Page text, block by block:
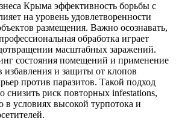
Крыма эффективность борьбы с
на уровень удовлетворенности
размещения. Важно осознавать,
обработка играет
масштабных заражений.
состояния помещений и применение
избавления и защиты от клопов
против паразитов. Такой подход
снизить риск повторных infestations,
в условиях высокой турпотока и